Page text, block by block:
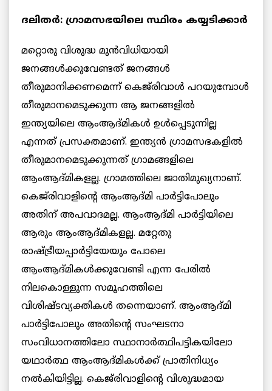
ദലിതര്‍: ഗ്രാമസഭയിലെ സ്ഥിരം കയ്യടിക്കാര്‍
മറ്റൊരു വിശുദ്ധ മുന്‍വിധിയായി
ജനങ്ങള്‍ക്കുവേണ്ടത് ജനങ്ങള്‍
തീരുമാനിക്കണമെന്ന് കെജ്‌രിവാള്‍ പറയുമ്പോള്‍
തീരുമാനമെടുക്കുന്ന ആ ജനങ്ങളില്‍
ഇന്ത്യയിലെ ആംആദ്മികള്‍ ഉള്‍പ്പെടുന്നില്ല
എന്നത് പ്രസക്തമാണ്. ഇന്ത്യന്‍ ഗ്രാമസഭകളില്‍
തീരുമാനമെടുക്കുന്നത് ഗ്രാമങ്ങളിലെ
ആംആദ്മികളല്ല. ഗ്രാമത്തിലെ ജാതിമുഖ്യനാണ്.
കെജ്‌രിവാളിന്റെ ആംആദ്മി പാര്‍ട്ടിപോലും
അതിന് അപവാദമല്ല. ആംആദ്മി പാര്‍ട്ടിയിലെ
ആരും ആംആദ്മികളല്ല. മറ്റേതു
രാഷ്ട്രീയപ്പാര്‍ട്ടിയേയും പോലെ
ആംആദ്മികള്‍ക്കുവേണ്ടി എന്ന പേരില്‍
നിലകൊള്ളുന്ന സമൂഹത്തിലെ
വിശിഷ്ടവ്യക്തികള്‍ തന്നെയാണ്. ആംആദ്മി
പാര്‍ട്ടിപോലും അതിന്റെ സംഘടനാ
സംവിധാനത്തിലോ സ്ഥാനാര്‍ത്ഥിപട്ടികയിലോ
യഥാര്‍ത്ഥ ആംആദ്മികള്‍ക്ക് പ്രാതിനിധ്യം
നല്‍കിയിട്ടില്ല. കെജ്‌രിവാളിന്റെ വിശുദ്ധമായ